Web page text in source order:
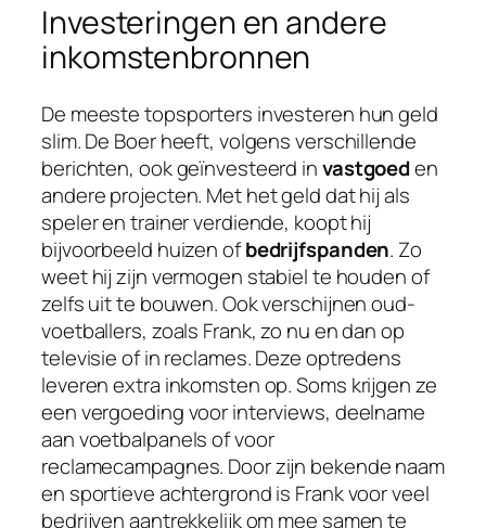
Investeringen en andere
inkomstenbronnen
De meeste topsporters investeren hun geld
slim. De Boer heeft, volgens verschillende
berichten, ook geïnvesteerd invastgoeden
andere projecten. Met het geld dat hij als
speler en trainer verdiende, koopt hij
bijvoorbeeld huizen ofbedrijfspanden. Zo
weet hij zijn vermogen stabiel te houden of
zelfs uit te bouwen. Ook verschijnen oud-
voetballers, zoals Frank, zo nu en dan op
televisie of in reclames. Deze optredens
leveren extra inkomsten op. Soms krijgen ze
een vergoeding voor interviews, deelname
aan voetbalpanels of voor
reclamecampagnes. Door zijn bekende naam
en sportieve achtergrond is Frank voor veel
bedrijven aantrekkelijk om mee samen te